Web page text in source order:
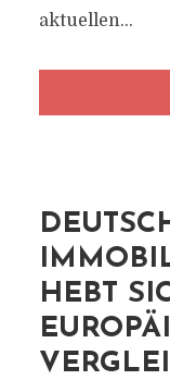
aktuellen...
HEBT